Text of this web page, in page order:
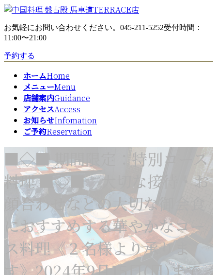
コ
テ
ン
へ
ナ
ゲ
ー
ョ
お気軽にお問い合わせください。 045-211-5252受付時間：
11:00〜21:00
予約する
ホームHome
メニューMenu
店舗案内Guidance
アクセスAccess
お知らせInfomation
ご予約Reservation
■◇■ 期間限定：特別コース
料理 ■◇■ 大切な接待・お
顔合わせなどの大切な御会食
におすすめする華やかなコー
ス料理《２名様より承りま
す》2024年9月15日(日)まで